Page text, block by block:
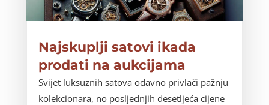
Najskuplji satovi ikada
prodati na aukcijama
Svijet luksuznih satova odavno privlači pažnju
kolekcionara, no posljednjih desetljeća cijene